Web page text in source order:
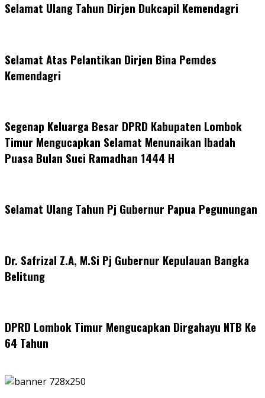
Selamat Ulang Tahun Dirjen Dukcapil Kemendagri
Selamat Atas Pelantikan Dirjen Bina Pemdes
Kemendagri
Segenap Keluarga Besar DPRD Kabupaten Lombok
Timur Mengucapkan Selamat Menunaikan Ibadah
Puasa Bulan Suci Ramadhan 1444 H
Selamat Ulang Tahun Pj Gubernur Papua Pegunungan
Dr. Safrizal Z.A, M.Si Pj Gubernur Kepulauan Bangka
Belitung
DPRD Lombok Timur Mengucapkan Dirgahayu NTB Ke
64 Tahun